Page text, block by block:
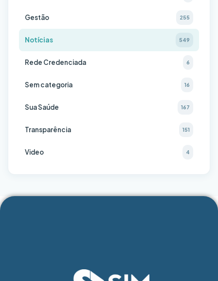
Gestão 255
Notícias 549
Rede Credenciada 6
Sem categoria 16
Sua Saúde 167
Transparência 151
Video 4